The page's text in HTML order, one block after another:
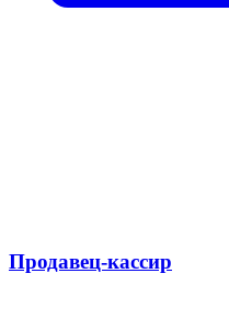
Продавец-кассир